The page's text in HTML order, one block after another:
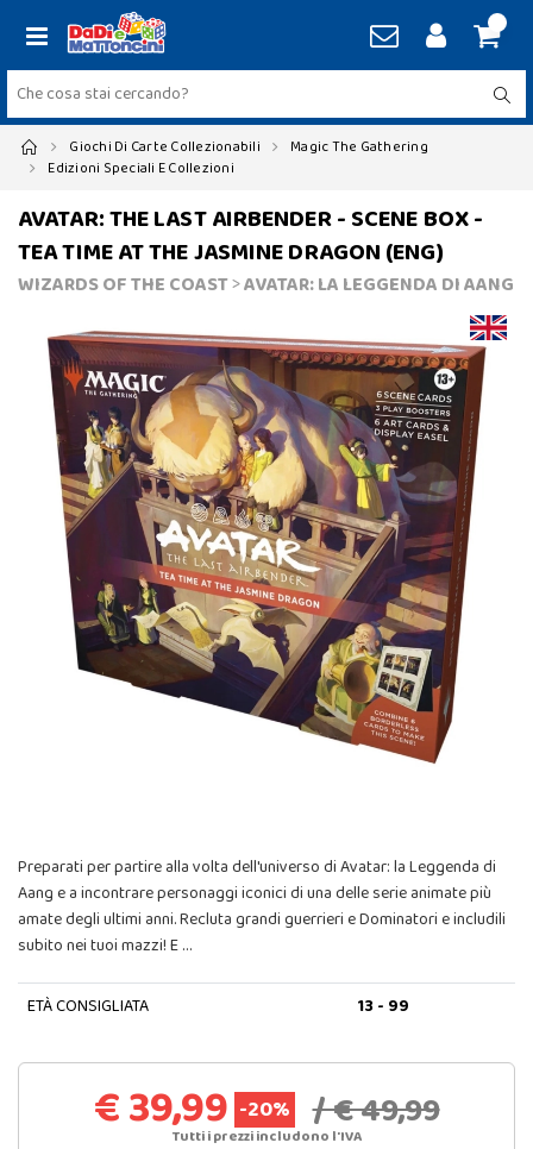
Giochi Di Carte Collezionabili
Magic The Gathering
Edizioni Speciali E Collezioni
AVATAR: THE LAST AIRBENDER - SCENE BOX -
TEA TIME AT THE JASMINE DRAGON (ENG)
WIZARDS OF THE COAST>AVATAR: LA LEGGENDA DI AANG
Preparati per partire alla volta dell'universo di Avatar: la Leggenda di
Aang e a incontrare personaggi iconici di una delle serie animate più
amate degli ultimi anni. Recluta grandi guerrieri e Dominatori e includili
subito nei tuoi mazzi! E …
ETÀ CONSIGLIATA 13 - 99
€ 39,99 -20% / € 49,99
Tutti i prezzi includono l'IVA